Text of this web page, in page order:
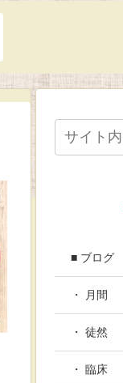
■ ブログ
・ 月間
・ 徒然
・ 臨床